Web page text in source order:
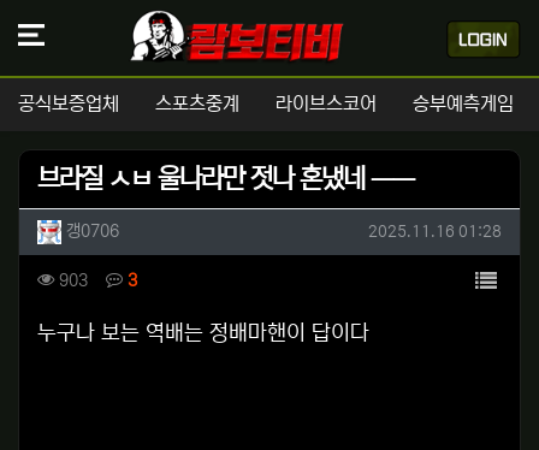
공식보증업체 스포츠중계 라이브스코어 승부예측게임
브라질 ㅅㅂ 울나라만 젓나 혼냈네 ㅡㅡ
작성자 정보
갱0706작성 작성일
2025.11.16 01:28
컨텐츠 정보
903조회 3댓글 목록
본문
누구나 보는 역배는 정배마핸이 답이다